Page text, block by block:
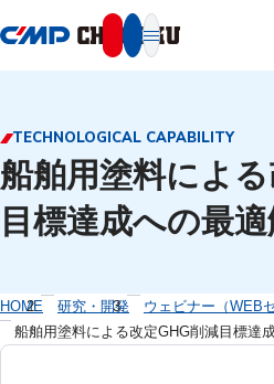
TECHNOLOGICAL CAPABILITY
船舶用塗料によ
目標達成への最
HOME 研究・開発
ウェビナー（WEB
船舶用塗料による改定GHG削減目標達